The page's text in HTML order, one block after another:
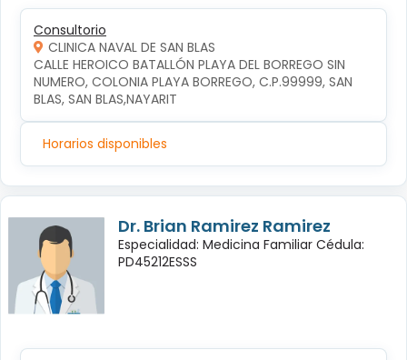
Consultorio
CLINICA NAVAL DE SAN BLAS
CALLE HEROICO BATALLÓN PLAYA DEL BORREGO SIN
NUMERO, COLONIA PLAYA BORREGO, C.P.99999, SAN
BLAS, SAN BLAS,NAYARIT
Horarios disponibles
Dr. Brian Ramirez Ramirez
Especialidad: Medicina Familiar Cédula:
PD45212ESSS